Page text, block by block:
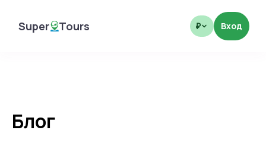
Super Tours
SuperTours ₽ Вход
Блог